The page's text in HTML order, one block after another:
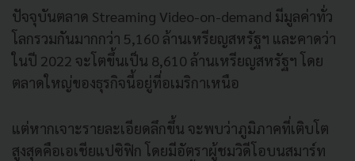
ปัจจุบันตลาด Streaming Video-on-demand มีมูลค่าทั่ว
โลกรวมกันมากกว่า 5,160 ล้านเหรียญสหรัฐฯ และคาดว่า
ในปี 2022 จะโตขึ้นเป็น 8,610 ล้านเหรียญสหรัฐฯ โดย
ตลาดใหญ่ของธุรกิจนี้อยู่ที่อเมริกาเหนือ
แต่หากเจาะรายละเอียดลึกขึ้น จะพบว่าภูมิภาคที่เติบโต
สูงสุดคือเอเชียแปซิฟิก โดยมีอัตราผู้ชมวิดีโอบนสมาร์ท